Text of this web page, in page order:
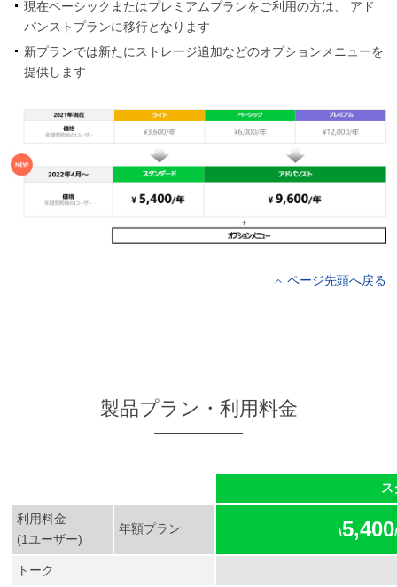
現在ベーシックまたはプレミアムプランをご利用の方は、 アド
バンストプランに移行となります
新プランでは新たにストレージ追加などのオプションメニューを
提供します
ページ先頭へ戻る
製品プラン・利用料金
利用料金
(1ユーザー)
年額プラン \5,400
トーク